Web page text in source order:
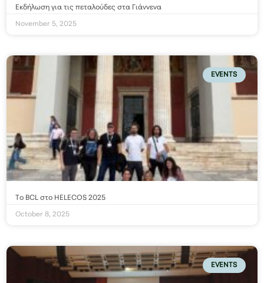
Εκδήλωση για τις πεταλούδες στα Γιάννενα
November 5, 2025
EVENTS
Το BCL στο HELECOS 2025
October 8, 2025
EVENTS